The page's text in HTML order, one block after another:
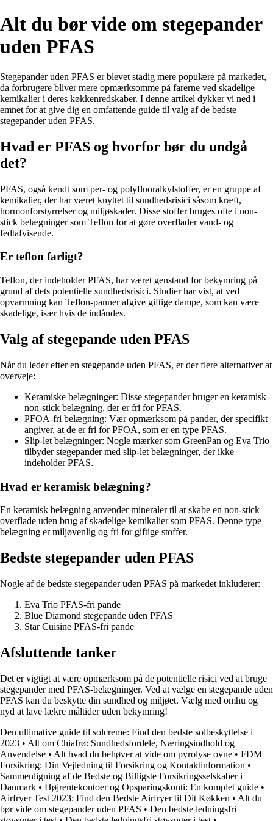
Alt du bør vide om stegepander
uden PFAS
Stegepander uden PFAS er blevet stadig mere populære på markedet,
da forbrugere bliver mere opmærksomme på farerne ved skadelige
kemikalier i deres køkkenredskaber. I denne artikel dykker vi ned i
emnet for at give dig en omfattende guide til valg af de bedste
stegepander uden PFAS.
Hvad er PFAS og hvorfor bør du undgå
det?
PFAS, også kendt som per- og polyfluoralkylstoffer, er en gruppe af
kemikalier, der har været knyttet til sundhedsrisici såsom kræft,
hormonforstyrrelser og miljøskader. Disse stoffer bruges ofte i non-
stick belægninger som Teflon for at gøre overflader vand- og
fedtafvisende.
Er teflon farligt?
Teflon, der indeholder PFAS, har været genstand for bekymring på
grund af dets potentielle sundhedsrisici. Studier har vist, at ved
opvarmning kan Teflon-panner afgive giftige dampe, som kan være
skadelige, især hvis de indåndes.
Valg af stegepande uden PFAS
Når du leder efter en stegepande uden PFAS, er der flere alternativer at
overveje:
Keramiske belægninger: Disse stegepander bruger en keramisk
non-stick belægning, der er fri for PFAS.
PFOA-fri belægning: Vær opmærksom på pander, der specifikt
angiver, at de er fri for PFOA, som er en type PFAS.
Slip-let belægninger: Nogle mærker som GreenPan og Eva Trio
tilbyder stegepander med slip-let belægninger, der ikke
indeholder PFAS.
Hvad er keramisk belægning?
En keramisk belægning anvender mineraler til at skabe en non-stick
overflade uden brug af skadelige kemikalier som PFAS. Denne type
belægning er miljøvenlig og fri for giftige stoffer.
Bedste stegepander uden PFAS
Nogle af de bedste stegepander uden PFAS på markedet inkluderer:
Eva Trio PFAS-fri pande
Blue Diamond stegepande uden PFAS
Star Cuisine PFAS-fri pande
Afsluttende tanker
Det er vigtigt at være opmærksom på de potentielle risici ved at bruge
stegepander med PFAS-belægninger. Ved at vælge en stegepande uden
PFAS kan du beskytte din sundhed og miljøet. Vælg med omhu og
nyd at lave lækre måltider uden bekymring!
Den ultimative guide til solcreme: Find den bedste solbeskyttelse i
2023 • Alt om Chiafrø: Sundhedsfordele, Næringsindhold og
Anvendelse • Alt hvad du behøver at vide om pyrolyse ovne • FDM
Forsikring: Din Vejledning til Forsikring og Kontaktinformation •
Sammenligning af de Bedste og Billigste Forsikringsselskaber i
Danmark • Højrentekontoer og Opsparingskonti: En komplet guide •
Airfryer Test 2023: Find den Bedste Airfryer til Dit Køkken • Alt du
bør vide om stegepander uden PFAS • Den bedste ledningsfri